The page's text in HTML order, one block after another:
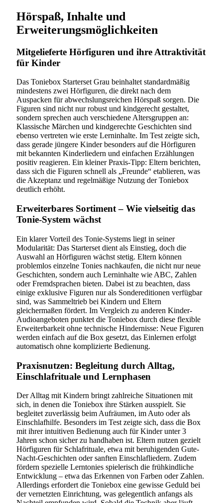
Hörspaß, Inhalte und
Erweiterungsmöglichkeiten
Mitgelieferte Hörfiguren und ihre Attraktivität
für Kinder
Das Toniebox Starterset Grau beinhaltet standardmäßig
mindestens zwei Hörfiguren, die direkt nach dem
Auspacken für abwechslungsreichen Hörspaß sorgen. Die
Figuren sind nicht nur robust und kindgerecht gestaltet,
sondern sprechen auch verschiedene Altersgruppen an:
Klassische Märchen und kindgerechte Geschichten sind
ebenso vertreten wie erste Lerninhalte. Im Test zeigte sich,
dass gerade jüngere Kinder besonders auf die Hörfiguren
mit bekannten Kinderliedern und einfachen Erzählungen
positiv reagieren. Ein kleiner Praxis-Tipp: Eltern berichten,
dass sich die Figuren schnell als „Freunde“ etablieren, was
die Akzeptanz und regelmäßige Nutzung der Toniebox
deutlich erhöht.
Erweiterbares Sortiment – Wie vielseitig das
Tonie-System wächst
Ein klarer Vorteil des Tonie-Systems liegt in seiner
Modularität: Das Starterset dient als Einstieg, doch die
Auswahl an Hörfiguren wächst stetig. Eltern können
problemlos einzelne Tonies nachkaufen, die nicht nur neue
Geschichten, sondern auch Lerninhalte wie ABC, Zahlen
oder Fremdsprachen bieten. Dabei ist zu beachten, dass
einige exklusive Figuren nur als Sondereditionen verfügbar
sind, was Sammeltrieb bei Kindern und Eltern
gleichermaßen fördert. Im Vergleich zu anderen Kinder-
Audioangeboten punktet die Toniebox durch diese flexible
Erweiterbarkeit ohne technische Hindernisse: Neue Figuren
werden einfach auf die Box gesetzt, das Einlernen erfolgt
automatisch ohne komplizierte Bedienung.
Praxisnutzen: Begleitung durch Alltag,
Einschlafrituale und Lernphasen
Der Alltag mit Kindern bringt zahlreiche Situationen mit
sich, in denen die Toniebox ihre Stärken ausspielt. Sie
begleitet zuverlässig beim Aufräumen, im Auto oder als
Einschlafhilfe. Besonders im Test zeigte sich, dass die Box
mit ihrer intuitiven Bedienung auch für Kinder unter 3
Jahren schon sicher zu handhaben ist. Eltern nutzen gezielt
Hörfiguren für Schlafrituale, etwa mit beruhigenden Gute-
Nacht-Geschichten oder sanften Einschlafliedern. Zudem
fördern spezielle Lerntonies spielerisch die frühkindliche
Entwicklung – etwa das Erkennen von Farben oder Zahlen.
Allerdings erfordert die Toniebox eine gewisse Geduld bei
der vernetzten Einrichtung, was gelegentlich anfangs als